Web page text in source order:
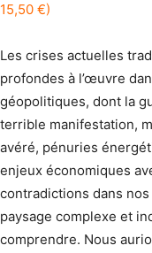
15,50 €)
Les crises actuelles
profondes à l’œuvre
géopolitiques, dont la
terrible manifestation,
avéré, pénuries
enjeux économiques
contradictions dans
paysage complexe et
comprendre. Nous